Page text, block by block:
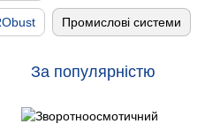
Промислові системи
За популярністю